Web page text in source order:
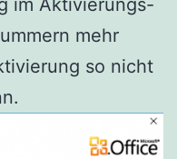
mehr
so nicht